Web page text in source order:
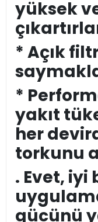
yüksek
* Açık
*
yakıt
her
torkunu
. Evet, iyi
gücünü